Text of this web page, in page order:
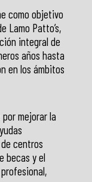
como objetivo
Lamo Patto’s,
integral de
años hasta
en los ámbitos
mejorar la
centros
becas y el